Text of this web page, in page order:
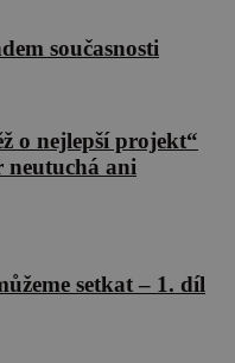
současnosti
o nejlepší projekt“
neutuchá ani
setkat – 1. díl